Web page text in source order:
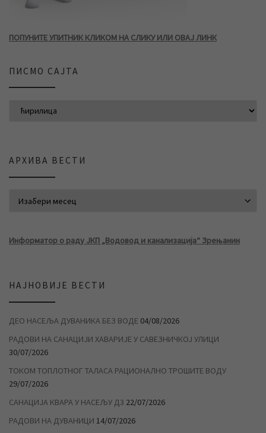
ПОПУНИТЕ УПИТНИК КЛИКОМ НА СЛИКУ ИЛИ ОВАЈ ЛИНК
ПИСМО САЈТА
АРХИВА ВЕСТИ
Информатор о раду ЈКП „Водовод и канализација“ Зрењанин
НАЈНОВИЈЕ ВЕСТИ
ДЕО НАСЕЉА ДУВАНИКА БЕЗ ВОДЕ 04/08/2026
РАДОВИ НА САНАЦИЈИ ХАВАРИЈЕ У САВЕЗНИЧКОЈ УЛИЦИ
30/07/2026
ТОКОМ ТОПЛОТНОГ ТАЛАСА РАЦИОНАЛНО ТРОШИТЕ ВОДУ
29/07/2026
САНАЦИЈА КВАРА У НАСЕЉУ Д3 22/07/2026
РАДОВИ НА ДУВАНИЦИ 14/07/2026